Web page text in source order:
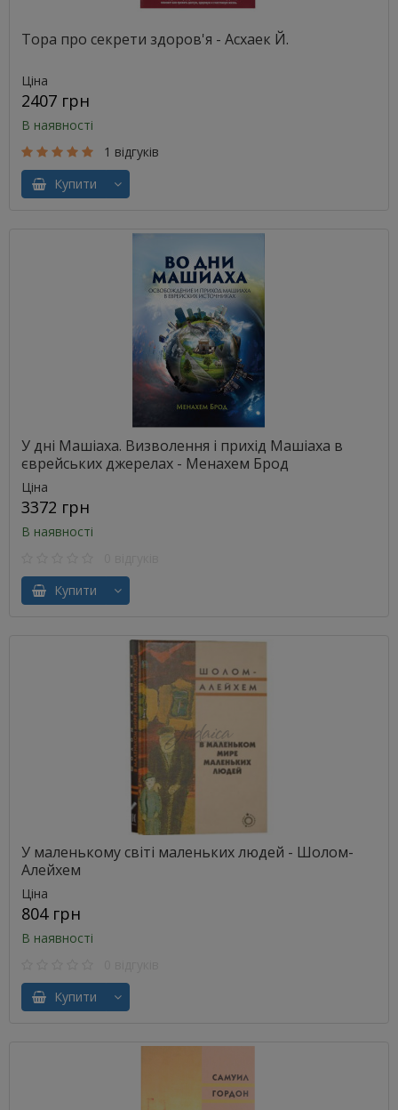
Тора про секрети здоров'я - Асхаек Й.
Ціна
2407 грн
В наявності
1 відгуків
Купити
У дні Машіаха. Визволення і прихід Машіаха в
єврейських джерелах - Менахем Брод
Ціна
3372 грн
В наявності
Купити
У маленькому світі маленьких людей - Шолом-
Алейхем
Ціна
804 грн
В наявності
Купити